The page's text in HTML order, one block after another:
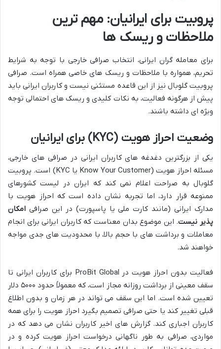
پروبیت برای ایرانیان: مهم ترین
ملاحظات و ریسک ها
برای معامله گران ایرانی، انتخاب صرافی خارجی با توجه به شرایط
تحریم، همواره با ملاحظات و ریسک های خاصی همراه است. صرافی
پروبیت گلوبال نیز از این قاعده مستثنی نیست و کاربران ایرانی باید
پیش از هرگونه فعالیت، به نکات کلیدی و ریسک های احتمالی توجه
ویژه ای داشته باشند.
وضعیت احراز هویت (KYC) برای ایرانیان
یکی از بزرگترین دغدغه های کاربران ایرانی در صرافی های خارجی،
مسئله احراز هویت (Know Your Customer یا KYC) است. پروبیت
گلوبال به صراحت اعلام نمی کند که ایران در لیست کشورهای
ممنوعه قرار دارد، اما تجربه نشان داده است که احراز هویت با
مدارک ایرانی (مانند کارت ملی یا پاسپورت) در این صرافی امکان
پذیر نیست. این موضوع بدان معناست که کاربران ایرانی برای انجام
معاملات و برداشت های با حجم بالا، با محدودیت های جدی مواجه
خواهند شد.
فعالیت بدون احراز هویت در ProBit Global برای کاربران ایرانی تا
سقف معینی از برداشت روزانه مجاز است، که معمولاً حدود ۵۰۰۰ دلار
تعیین شده است. اما این سقف می تواند در هر زمان و بدون اطلاع
قبلی تغییر کند یا حتی صرافی تصمیم بگیرد احراز هویت را برای همه
کاربران اجباری کند. گزارش های اخیر کاربران نشان می دهد که در
مواردی، صرافی به طور ناگهانی درخواست احراز هویت کرده و در